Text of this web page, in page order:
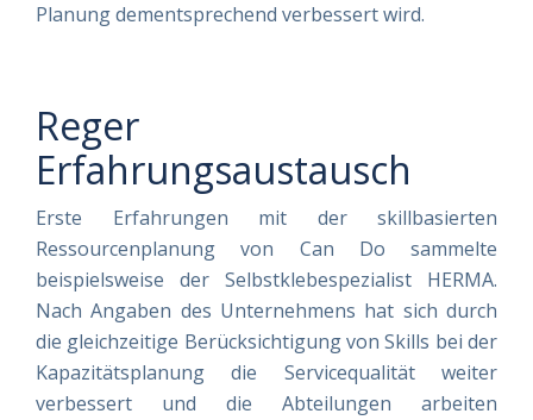
Planung dementsprechend verbessert wird.
Reger
Erfahrungsaustausch
Erste Erfahrungen mit der skillbasierten
Ressourcenplanung von Can Do sammelte
beispielsweise der Selbstklebespezialist HERMA.
Nach Angaben des Unternehmens hat sich durch
die gleichzeitige Berücksichtigung von Skills bei der
Kapazitätsplanung die Servicequalität weiter
verbessert und die Abteilungen arbeiten